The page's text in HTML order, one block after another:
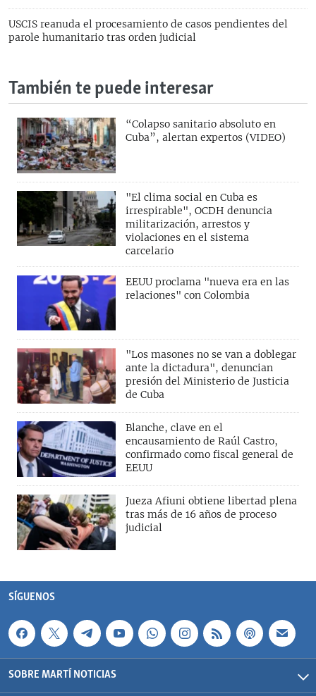
USCIS reanuda el procesamiento de casos pendientes del
parole humanitario tras orden judicial
También te puede interesar
“Colapso sanitario absoluto en
Cuba”, alertan expertos (VIDEO)
"El clima social en Cuba es
irrespirable", OCDH denuncia
militarización, arrestos y
violaciones en el sistema
carcelario
EEUU proclama "nueva era en las
relaciones" con Colombia
"Los masones no se van a doblegar
ante la dictadura", denuncian
presión del Ministerio de Justicia
de Cuba
Blanche, clave en el
encausamiento de Raúl Castro,
confirmado como fiscal general de
EEUU
Jueza Afiuni obtiene libertad plena
tras más de 16 años de proceso
judicial
SÍGUENOS
SOBRE MARTÍ NOTICIAS